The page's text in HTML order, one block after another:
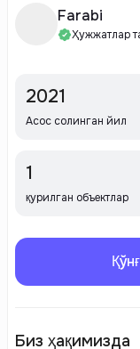
Farabi
Ҳужжатлар
2021
Асос солинган йил
1
қурилган объектлар
Биз ҳақимизда